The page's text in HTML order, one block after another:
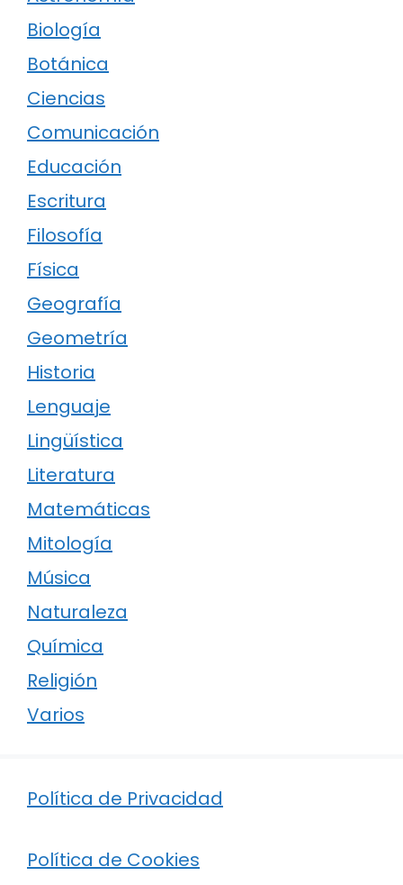
Biología
Botánica
Ciencias
Comunicación
Educación
Escritura
Filosofía
Física
Geografía
Geometría
Historia
Lenguaje
Lingüística
Literatura
Matemáticas
Mitología
Música
Naturaleza
Química
Religión
Varios
Política de Privacidad
Política de Cookies